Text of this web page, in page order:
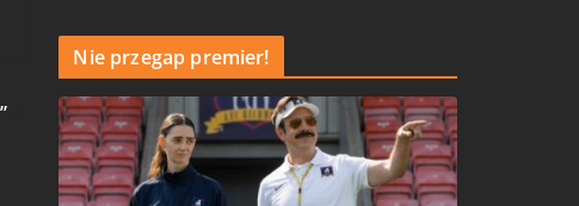
Nie przegap premier!